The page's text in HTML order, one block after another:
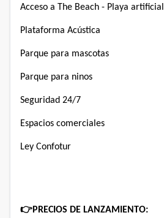
Acceso a The Beach - Playa artificial
Plataforma Acústica
Parque para mascotas
Parque para ninos
Seguridad 24/7
Espacios comerciales
Ley Confotur
👉PRECIOS DE LANZAMIENTO: